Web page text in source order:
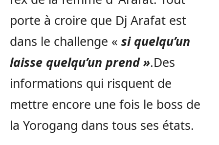
porte à croire que Dj Arafat est
dans le challenge « si quelqu’un
laisse quelqu’un prend ».Des
informations qui risquent de
mettre encore une fois le boss de
la Yorogang dans tous ses états.